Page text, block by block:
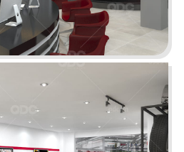
Bến Tre được thiết kế với
tạo sự thoải mái, dễ dàng